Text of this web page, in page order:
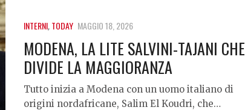
INTERNI,TODAY MAGGIO 18, 2026
MODENA, LA LITE SALVINI-TAJANI CHE
DIVIDE LA MAGGIORANZA
Tutto inizia a Modena con un uomo italiano di
origini nordafricane, Salim El Koudri, che…